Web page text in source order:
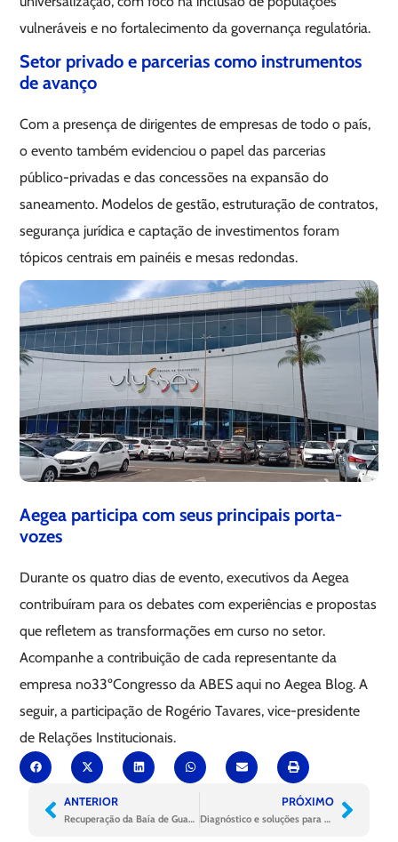
vulneráveis e no fortalecimento da governança regulatória.
Setor privado e parcerias como instrumentos
de avanço
Com a presença de dirigentes de empresas de todo o país,
o evento também evidenciou o papel das parcerias
público-privadas e das concessões na expansão do
saneamento. Modelos de gestão, estruturação de contratos,
segurança jurídica e captação de investimentos foram
tópicos centrais em painéis e mesas redondas.
Aegea participa com seus principais porta-
vozes
Durante os quatro dias de evento, executivos da Aegea
contribuíram para os debates com experiências e propostas
que refletem as transformações em curso no setor.
Acompanhe a contribuição de cada representante da
empresa no33ºCongresso da ABES aqui no Aegea Blog. A
seguir, a participação de Rogério Tavares, vice-presidente
de Relações Institucionais.
ANTERIOR
Recuperação da Baía de Guanabara ganha destaque no Dia do Meio Ambiente
PRÓXIMO
Diagnóstico e soluções para um Brasil universalizado